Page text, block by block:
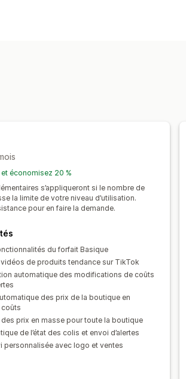
Arabie
Belgique
France Irlande
Thaïlande Turquie Uruguay États-
économisez 20 %
s’appliqueront si le nombre de
la limite de votre niveau d’utilisation.
pour en faire la demande.
du forfait Basique
de produits tendance sur TikTok
automatique des modifications de coûts
des prix de la boutique en
prix en masse pour toute la boutique
de l’état des colis et envoi d’alertes
personnalisée avec logo et ventes